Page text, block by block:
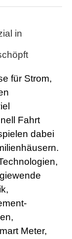
in
für Strom,
Fahrt
dabei
Meter,